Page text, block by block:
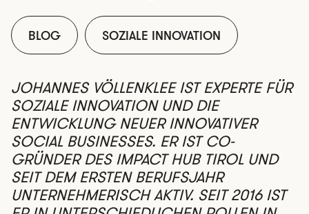
BLOG SOZIALE INNOVATION
JOHANNES VÖLLENKLEE IST EXPERTE FÜR
SOZIALE INNOVATION UND DIE
ENTWICKLUNG NEUER INNOVATIVER
SOCIAL BUSINESSES. ER IST CO-
GRÜNDER DES IMPACT HUB TIROL UND
SEIT DEM ERSTEN BERUFSJAHR
UNTERNEHMERISCH AKTIV. SEIT 2016 IST